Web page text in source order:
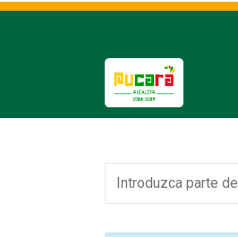
Introduzca parte del